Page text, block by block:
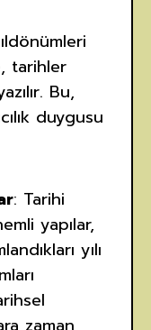
tarihler
Bu,
duygusu
: Tarihi
yapılar,
yılı